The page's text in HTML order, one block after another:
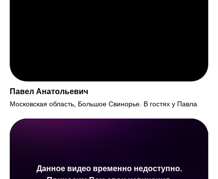
Павел Анатольевич
Московская область, Большое Свинорье. В гостях у Павла